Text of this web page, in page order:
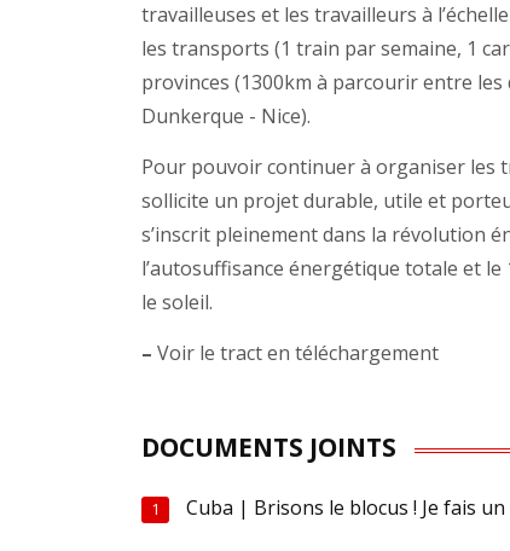
travailleuses et les travailleurs à
les transports (1 train par semaine, 1
provinces (1300km à parcourir entre
Dunkerque - Nice).
Pour pouvoir continuer à organiser les
sollicite un projet durable, utile et
s’inscrit pleinement dans la révolution
l’autosuffisance énergétique totale et
le soleil.
– Voir le tract en téléchargement
DOCUMENTS JOINTS
1 Cuba | Brisons le blocus ! Je fais un